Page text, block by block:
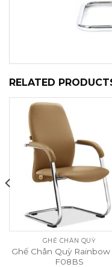
RELATED
GHẾ CHÂN QUỲ
Ghế Chân Quỳ Rainbow
F08BS